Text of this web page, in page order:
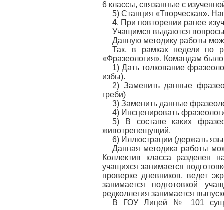
6 классы, связанные с
5) Станция «Творческая».
4. При повторении ранее
Учащимся выдаются
Данную методику работы
Так, в рамках недели по
«Фразеология». Командам
1) Дать толкование
избы).
2) Заменить данные
греби)
3) Заменить данные
4) Инсценировать
5) В составе каких
животрепещущий.
6) Иллюстрации (держать
Данная методика работы
Коллектив класса разделен
учащихся занимается
проверке дневников, ведет
занимается подготовкой
редколлегия занимается
В ГОУ Лицей № 101